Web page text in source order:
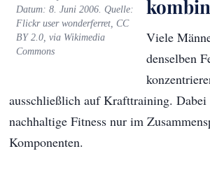
Datum: 8. Juni 2006. Quelle:
Flickr user wonderferret, CC
BY 2.0, via Wikimedia
Commons
Viele
denselben
ausschließlich auf Krafttraining.
nachhaltige Fitness nur im
Komponenten.